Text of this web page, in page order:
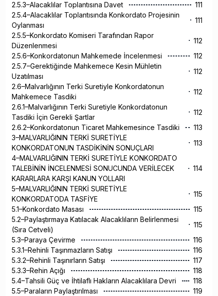
2.5.3–Alacaklılar Toplantısına Davet
111
2.5.4–Alacaklılar Toplantısında Konkordato Projesinin
Oylanması
111
2.5.5–Konkordato Komiseri Tarafından Rapor
Düzenlenmesi
112
2.5.6–Konkordatonun Mahkemede İncelenmesi
112
2.5.7–Gerektiğinde Mahkemece Kesin Mühletin
Uzatılması
112
2.6–Malvarlığının Terki Suretiyle Konkordatonun
Mahkemece Tasdiki
112
2.6.1–Malvarlığının Terki Suretiyle Konkordatonun
Tasdiki İçin Gerekli Şartlar
112
2.6.2–Konkordatonun Ticaret Mahkemesince Tasdiki
113
3–MALVARLIĞININ TERKİ SURETİYLE
KONKORDATONUN TASDİKİNİN SONUÇLARI
113
4–MALVARLIĞININ TERKİ SURETİYLE KONKORDATO
TALEBİNİN İNCELENMESİ SONUCUNDA VERİLECEK
KARARLARA KARŞI KANUN YOLLARI
114
5–MALVARLIĞININ TERKİ SURETİYLE
KONKORDATODA TASFİYE
115
5.1–Konkordato Masası
115
5.2–Paylaştırmaya Katılacak Alacaklıların Belirlenmesi
(Sıra Cetveli)
115
5.3–Paraya Çevirme
116
5.3.1–Rehinli Taşınmazların Satışı
116
5.3.2–Rehinli Taşınırların Satışı
117
5.3.3–Rehin Açığı
118
5.4–Tahsili Güç ve İhtilaflı Hakların Alacaklılara Devri
118
5.5–Paraların Paylaştırılması
119